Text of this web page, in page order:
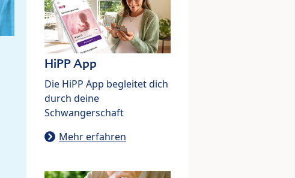
HiPP App
Die HiPP App begleitet dich
durch deine
Schwangerschaft
Mehr erfahren